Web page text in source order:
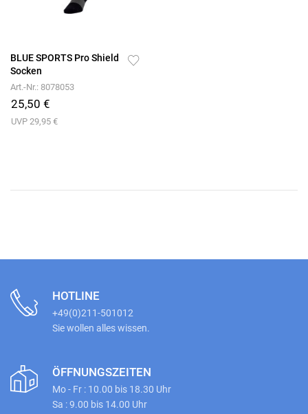
BLUE SPORTS Pro Shield
Socken
Art.-Nr.: 8078053
25,50 €
UVP 29,95 €
HOTLINE
+49(0)211-501012
Sie wollen alles wissen.
ÖFFNUNGSZEITEN
Mo - Fr : 10.00 bis 18.30 Uhr
Sa : 9.00 bis 14.00 Uhr